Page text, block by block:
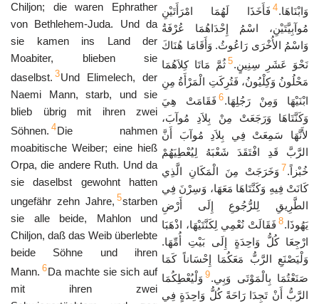
Chiljon; die waren Ephrather
von Bethlehem-Juda. Und da
sie kamen ins Land der
Moabiter, blieben sie
daselbst. 3Und Elimelech, der
Naemi Mann, starb, und sie
blieb übrig mit ihren zwei
Söhnen. 4Die nahmen
moabitische Weiber; eine hieß
Orpa, die andere Ruth. Und da
sie daselbst gewohnt hatten
ungefähr zehn Jahre, 5starben
sie alle beide, Mahlon und
Chiljon, daß das Weib überlebte
beide Söhne und ihren
Mann. 6Da machte sie sich auf
mit ihren zwei
وَابْنَاهَا.4 فَأَخَذَا لَهُمَا امْرَأَتَيْنِ
مُوآبِيَّتَيْنِ، اسْمُ إِحْدَاهُمَا عُرْفَةُ
وَاسْمُ الأُخْرَى رَاعُوثُ. وَأَقَامَا هُنَاكَ
نَحْوَ عَشَرِ سِنِينٍ.5 ثُمَّ مَاتَا كِلاَهُمَا
مَحْلُونُ وَكِلْيُونُ، فَتُرِكَتِ الْمَرْأَةُ مِنِ
ابْنَيْهَا وَمِنْ رَجُلِهَا.6 فَقَامَتْ هِيَ
وَكَنَّتَاهَا وَرَجَعَتْ مِنْ بِلاَدِ مُوآبَ،
لأَنَّهَا سَمِعَتْ فِي بِلاَدِ مُوآبَ أَنَّ
الرَّبَّ قَدِ افْتَقَدَ شَعْبَهُ لِيُعْطِيَهُمْ
خُبْزاً.7 وَخَرَجَتْ مِنَ الْمَكَانِ الَّذِي
كَانَتْ فِيهِ وَكَنَّتَاهَا مَعَهَا، وَسِرْنَ فِي
الطَّرِيقِ لِلرُّجُوعِ إِلَى أَرْضِ
يَهُوذَا.8 فَقَالَتْ نُعْمِي لِكَنَّتَيْهَا، اذْهَبَا
ارْجِعَا كُلُّ وَاحِدَةٍ إِلَى بَيْتِ أُمِّهَا.
وَلْيَصْنَعِ الرَّبُّ مَعَكُمَا إِحْسَاناً كَمَا
صَنَعْتُمَا بِالْمَوْتَى وَبِي.9 وَلْيُعْطِكُمَا
الرَّبُّ أَنْ تَجِدَا رَاحَةً كُلُّ وَاحِدَةٍ فِي